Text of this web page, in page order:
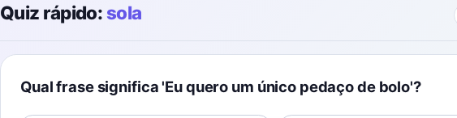
Quiz rápido: sola
Qual frase significa 'Eu quero um único pedaço de bolo'?